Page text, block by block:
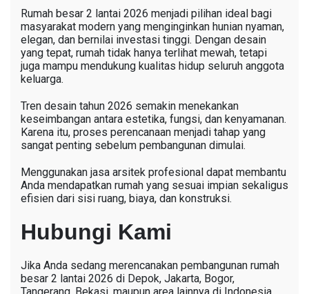
Rumah besar 2 lantai 2026 menjadi pilihan ideal bagi
masyarakat modern yang menginginkan hunian nyaman,
elegan, dan bernilai investasi tinggi. Dengan desain
yang tepat, rumah tidak hanya terlihat mewah, tetapi
juga mampu mendukung kualitas hidup seluruh anggota
keluarga.
Tren desain tahun 2026 semakin menekankan
keseimbangan antara estetika, fungsi, dan kenyamanan.
Karena itu, proses perencanaan menjadi tahap yang
sangat penting sebelum pembangunan dimulai.
Menggunakan jasa arsitek profesional dapat membantu
Anda mendapatkan rumah yang sesuai impian sekaligus
efisien dari sisi ruang, biaya, dan konstruksi.
Hubungi Kami
Jika Anda sedang merencanakan pembangunan rumah
besar 2 lantai 2026 di Depok, Jakarta, Bogor,
Tangerang, Bekasi, maupun area lainnya di Indonesia,